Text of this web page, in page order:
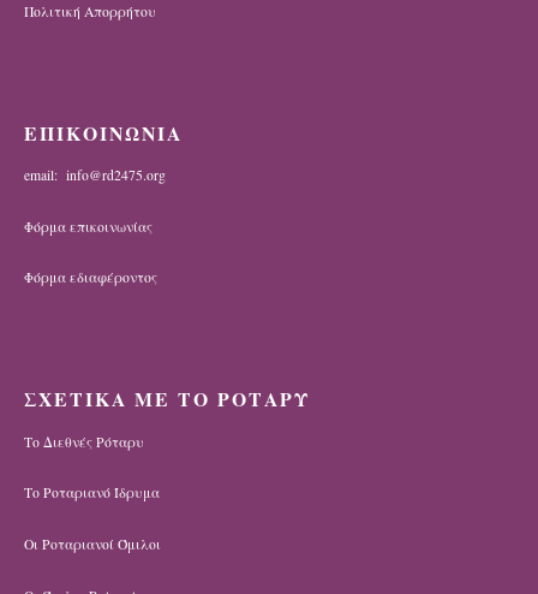
Πολιτική Απορρήτου
ΕΠΙΚΟΙΝΩΝΙΑ
email: info@rd2475.org
Φόρμα επικοινωνίας
Φόρμα εδιαφέροντος
ΣΧΕΤΙΚΑ ΜΕ ΤΟ ΡΟΤΑΡΥ
Το Διεθνές Ρόταρυ
Το Ροταριανό Ίδρυμα
Οι Ροταριανοί Όμιλοι